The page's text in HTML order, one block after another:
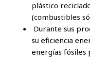
plástico
(combustibles
Durante sus
su eficiencia
energías fósiles